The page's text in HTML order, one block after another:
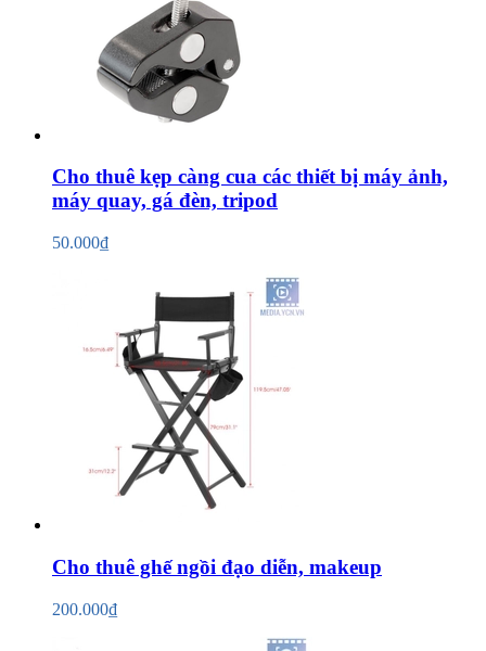
Cho thuê kẹp càng cua các thiết bị máy ảnh,
máy quay, gá đèn, tripod
50.000₫
Cho thuê ghế ngồi đạo diễn, makeup
200.000₫